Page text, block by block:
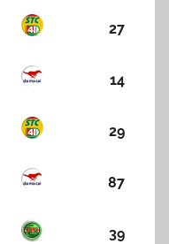
27
14
29
87
39